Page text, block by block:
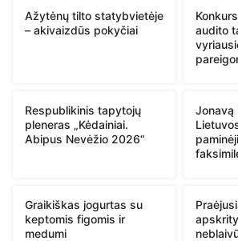
Ažytėnų tilto statybvietėje
– akivaizdūs pokyčiai
audito
Respublikinis tapytojų
pleneras „Kėdainiai.
Abipus Nevėžio 2026“
Jonavą
Graikiškas jogurtas su
keptomis figomis ir
medumi